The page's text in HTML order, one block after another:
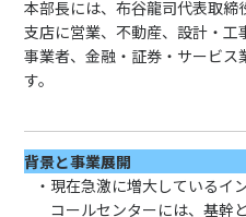
本部長には、布谷龍司代表取
支店に営業、不動産、設計・工
事業者、金融・証券・サービ
す。
背景と事業展開
・ 現在急激に増大しているイ
コールセンターには、基幹